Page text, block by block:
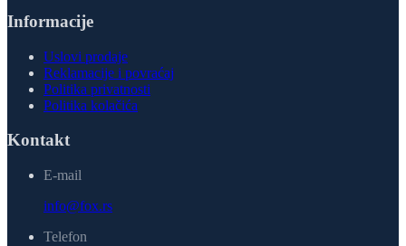
Informacije
Uslovi prodaje
Reklamacije i povraćaj
Politika privatnosti
Politika kolačića
Kontakt
E-mail
info@fox.rs
Telefon